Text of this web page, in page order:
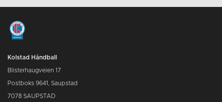
Kolstad Håndball
Blisterhaugveien 17
Postboks 9641, Saupstad
7078 SAUPSTAD